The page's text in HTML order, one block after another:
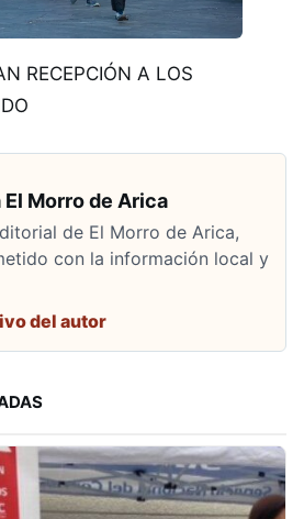
RECEPCIÓN A LOS
Morro de Arica
de El Morro de Arica,
con la información local y
del autor